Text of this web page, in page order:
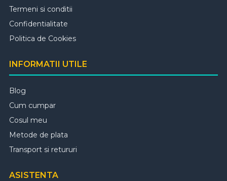
Termeni si conditii
Confidentialitate
Politica de Cookies
INFORMATII UTILE
Blog
Cum cumpar
Cosul meu
Metode de plata
Transport si retururi
ASISTENTA